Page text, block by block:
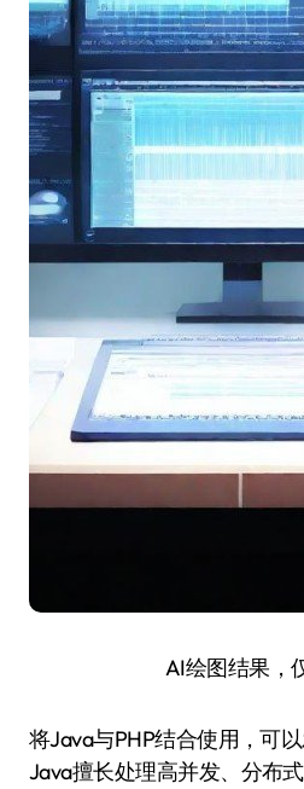
AI绘图结果，
将Java与PHP结合使用，可以
Java擅长处理高并发、分布